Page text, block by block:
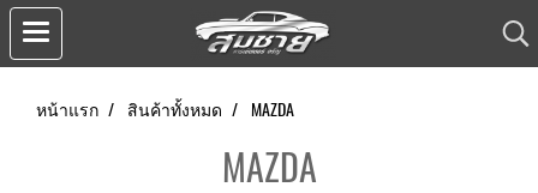
หน้าแรก สินค้าทั้งหมด MAZDA
MAZDA